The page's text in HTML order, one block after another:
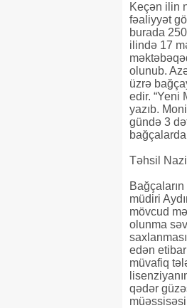
Keçən ilin
fəaliyyət
burada
ilində 17
olunub.
üzrə
edir. “Yeni
yazıb.
gündə 3
Təhsil
müdiri
mövcud
olunma
edən
müvafiq
qədər
müəssisəsi